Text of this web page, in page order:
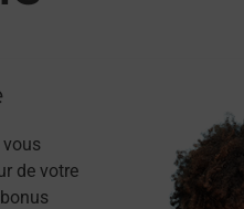
vous
de votre